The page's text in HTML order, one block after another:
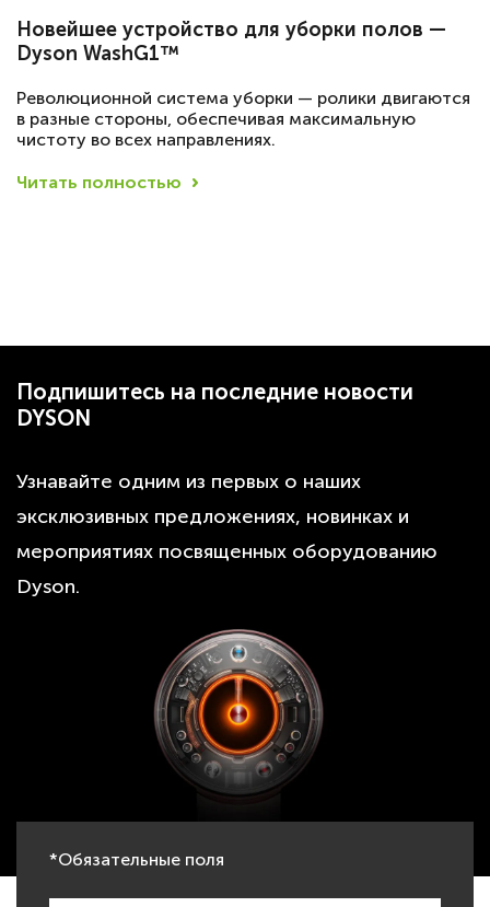
Новейшее устройство для уборки полов —
Dyson WashG1™
Революционной система уборки — ролики двигаются
в разные стороны, обеспечивая максимальную
чистоту во всех направлениях.
Читать полностью
Подпишитесь на последние новости
DYSON
Узнавайте одним из первых о наших
эксклюзивных предложениях, новинках и
мероприятиях посвященных оборудованию
Dyson.
*Обязательные поля